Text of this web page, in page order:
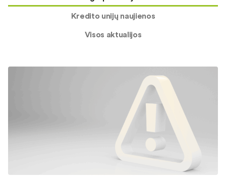
Kredito unijų naujienos
Visos aktualijos